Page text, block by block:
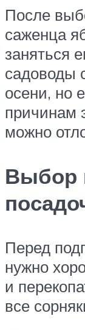
После
саженца
заняться
садоводы
осени, но
причинам
можно
Выбор
Перед
нужно
и
все